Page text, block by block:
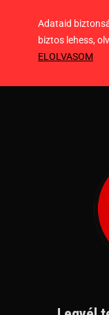
Adataid
biztos lehess,
ELOLVASOM